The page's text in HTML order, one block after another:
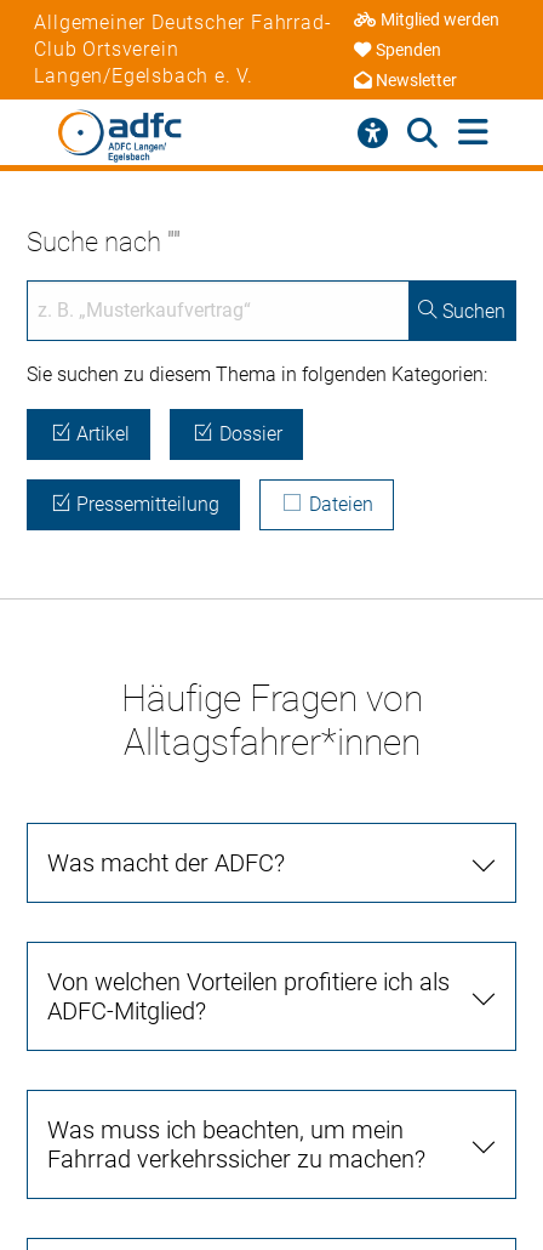
Allgemeiner Deutscher Fahrrad-
Club Ortsverein
Langen/Egelsbach e. V.
Mitglied werden
Spenden
Newsletter
Suche nach ""
Suchen
Sie suchen zu diesem Thema in folgenden Kategorien:
Artikel Dossier
Pressemitteilung Dateien
Häufige Fragen von
Alltagsfahrer*innen
Was macht der ADFC?
Von welchen Vorteilen profitiere ich als
ADFC-Mitglied?
Was muss ich beachten, um mein
Fahrrad verkehrssicher zu machen?